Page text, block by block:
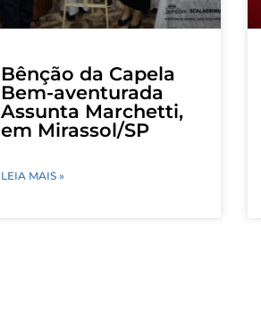
Bênção da Capela
Bem-aventurada
Assunta Marchetti,
em Mirassol/SP
LEIA MAIS »